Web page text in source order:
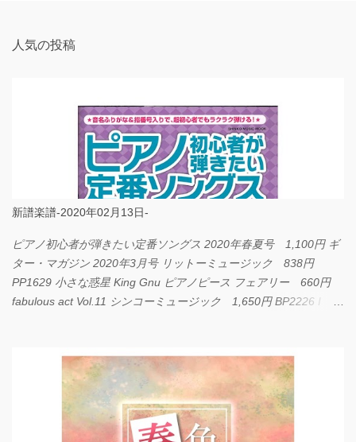
人気の投稿
新譜楽譜-2020年02月13日-
ピアノ初心者が弾きたい定番ソングス 2020年春夏号 1,100円 ギ
ター・マガジン 2020年3月号 リットーミュージック 838円
PP1629 小さな惑星 King Gnu ピアノピース フェアリー 660円
fabulous act Vol.11 シンコーミュージック 1,650円 BP2226 I